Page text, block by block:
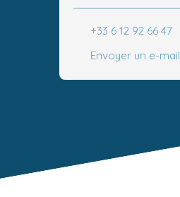
+33 6 12 92 66 47
Envoyer un e-mail